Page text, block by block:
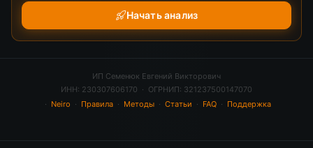
Начать анализ
ИП Семенюк Евгений Викторович
ИНН: 230307606170 · ОГРНИП: 321237500147070
· Neiro · Правила· Методы· Статьи · FAQ· Поддержка